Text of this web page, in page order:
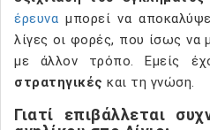
έρευνα μπορεί να
λίγες οι φορές, που ίσως να
με άλλον τρόπο. Εμείς
στρατηγικές και τη γνώση.
Γιατί επιβάλλεται